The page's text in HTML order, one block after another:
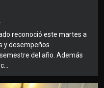
reconoció este martes a
y desempeños
del año. Además